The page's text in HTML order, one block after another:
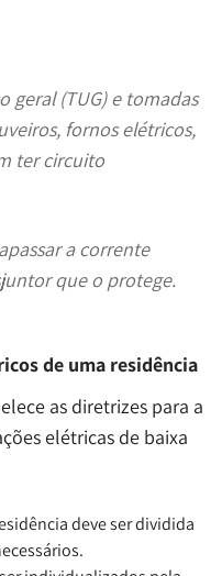
geral (TUG) e tomadas
fornos elétricos,
ter circuito
a corrente
que o protege.
de uma residência
as diretrizes para a
elétricas de baixa
deve ser dividida